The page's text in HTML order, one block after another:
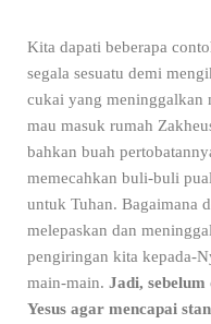
Kita dapati beberapa
segala sesuatu demi
cukai yang meninggalkan
mau masuk rumah
bahkan buah
memecahkan buli-buli
untuk Tuhan. Bagaimana
melepaskan dan
pengiringan kita kepada-
main-main. Jadi,
Yesus agar mencapai